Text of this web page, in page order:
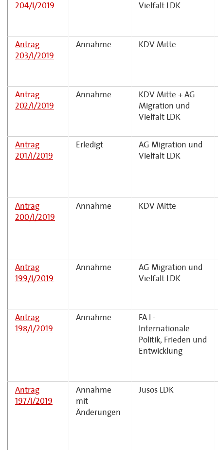
204/I/2019
Vielfalt LDK
Antrag
203/I/2019
Annahme KDV Mitte
Antrag
202/I/2019
Annahme
KDV Mitte + AG
Migration und
Vielfalt LDK
Antrag
201/I/2019
Erledigt
AG Migration und
Vielfalt LDK
Antrag
200/I/2019
Annahme KDV Mitte
Antrag
199/I/2019
Annahme
AG Migration und
Vielfalt LDK
Antrag
198/I/2019
Annahme
FA I -
Internationale
Politik, Frieden und
Entwicklung
Antrag
197/I/2019
Annahme
mit
Änderungen
Jusos LDK